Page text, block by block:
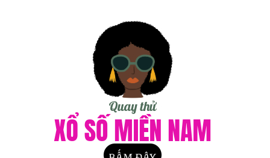
Triển lãm Armory ở New York giới thiệu đến người Mỹ nghệ
thuật hiện đại của châu Âu cũng như Trường phái Ashcan của
Ngày sinh Kenneth Spencer (25-4) trong lịch sử
New York trở thành tiểu bang đầu tiên
yêu cầu biển số xe ô tô.
Ngày 25-4 năm 1915: Các lực lượng Anh, Úc và New Zealand